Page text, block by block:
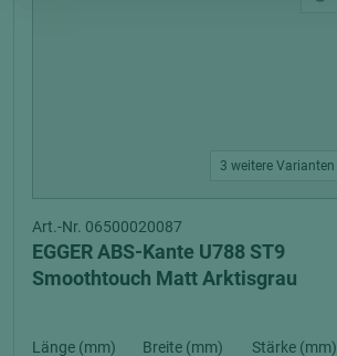
3 weitere Varianten
Art.-Nr. 06500020087
EGGER ABS-Kante U788 ST9
Smoothtouch Matt Arktisgrau
Länge (mm)
Breite (mm)
Stärke (mm)